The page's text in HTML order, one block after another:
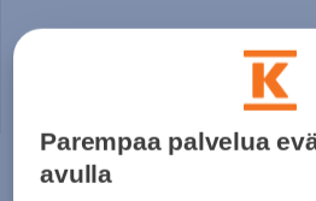
Parempaa palvelua
avulla